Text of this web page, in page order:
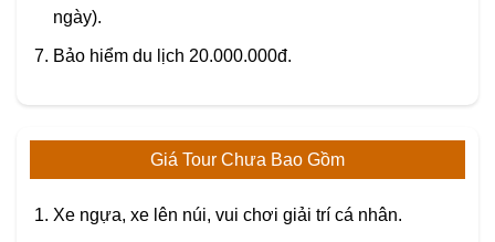
ngày).
Bảo hiểm du lịch 20.000.000đ.
Giá Tour Chưa Bao Gồm
Xe ngựa, xe lên núi, vui chơi giải trí cá nhân.